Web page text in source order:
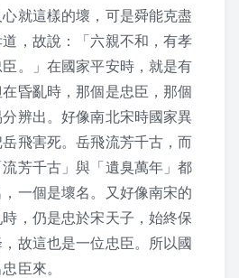
禮物
子什麼？
子規
迴響
就這樣的壞，可是舜能克盡
，故說：「六親不和，有孝
。」在國家平安時，就是有
昏亂時，那個是忠臣，那個
辨出。好像南北宋時國家異
飛害死。岳飛流芳千古，而
芳千古」與「遺臭萬年」都
一個是壞名。又好像南宋的
，仍是忠於宋天子，始終保
故這也是一位忠臣。所以國
臣來。